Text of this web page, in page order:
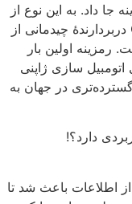
جا داد. به این نوع از
رمزینه‌ها QR بارکد گفته می‌شود. بارکُد QR دربردارندهٔ چیدمانی از
اولین بار
سازی ژاپنی
در جهان به
اطلاعات باعث شد تا